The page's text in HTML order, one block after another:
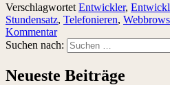
Verschlagwortet Entwickler,
Stundensatz, Telefonieren,
Kommentar
Suchen nach:
Neueste Beiträge